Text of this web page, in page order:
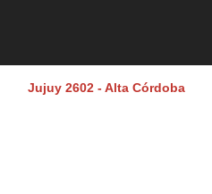
Jujuy 2602 - Alta Córdoba